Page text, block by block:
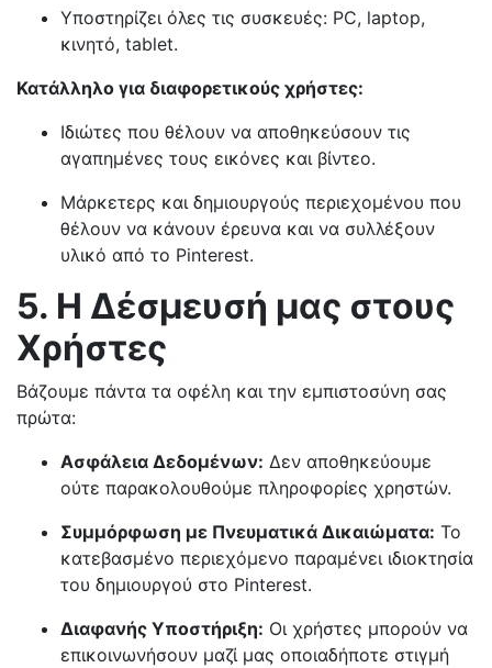
Υποστηρίζει όλες τις συσκευές: PC, laptop,
κινητό, tablet.
Κατάλληλο για διαφορετικούς χρήστες:
Ιδιώτες που θέλουν να αποθηκεύσουν τις
αγαπημένες τους εικόνες και βίντεο.
Μάρκετερς και δημιουργούς περιεχομένου που
θέλουν να κάνουν έρευνα και να συλλέξουν
υλικό από το Pinterest.
5. Η Δέσμευσή μας στους
Χρήστες
Βάζουμε πάντα τα οφέλη και την εμπιστοσύνη σας
πρώτα:
Ασφάλεια Δεδομένων: Δεν αποθηκεύουμε
ούτε παρακολουθούμε πληροφορίες χρηστών.
Συμμόρφωση με Πνευματικά Δικαιώματα: Το
κατεβασμένο περιεχόμενο παραμένει ιδιοκτησία
του δημιουργού στο Pinterest.
Διαφανής Υποστήριξη: Οι χρήστες μπορούν να
επικοινωνήσουν μαζί μας οποιαδήποτε στιγμή